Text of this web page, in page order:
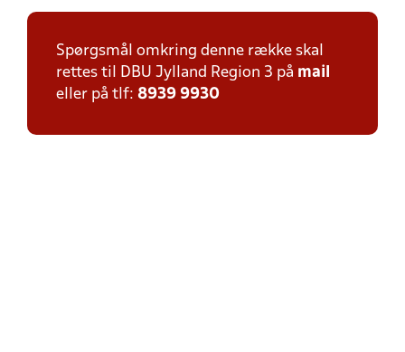
Spørgsmål omkring denne række skal
rettes til DBU Jylland Region 3 på mail
eller på tlf: 8939 9930